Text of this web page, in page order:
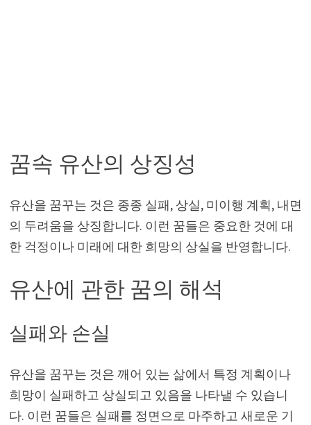
꿈속 유산의 상징성
유산을 꿈꾸는 것은 종종 실패, 상실, 미이행 계획, 내면
의 두려움을 상징합니다. 이런 꿈들은 중요한 것에 대
한 걱정이나 미래에 대한 희망의 상실을 반영합니다.
유산에 관한 꿈의 해석
실패와 손실
유산을 꿈꾸는 것은 깨어 있는 삶에서 특정 계획이나
희망이 실패하고 상실되고 있음을 나타낼 수 있습니
다. 이런 꿈들은 실패를 정면으로 마주하고 새로운 기